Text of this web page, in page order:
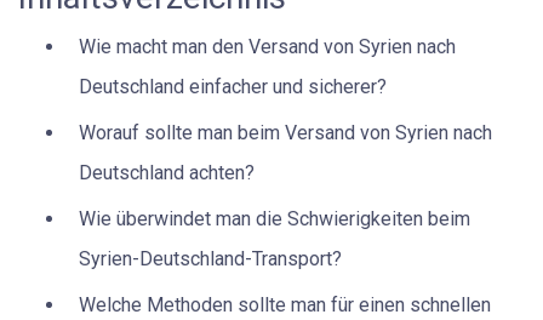
Wie macht man den Versand von Syrien nach
Deutschland einfacher und sicherer?
Worauf sollte man beim Versand von Syrien nach
Deutschland achten?
Wie überwindet man die Schwierigkeiten beim
Syrien-Deutschland-Transport?
Welche Methoden sollte man für einen schnellen